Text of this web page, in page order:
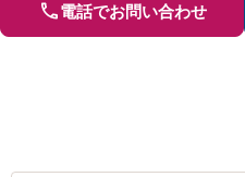
電話でお問い合わせ